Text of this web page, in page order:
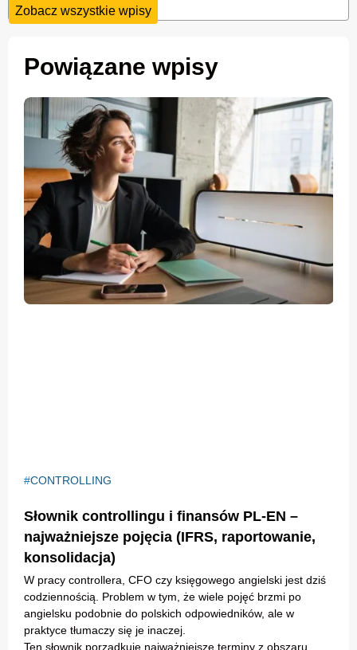
Zobacz wszystkie wpisy
Powiązane wpisy
CONTROLLING
Słownik controllingu i finansów PL-EN –
najważniejsze pojęcia (IFRS, raportowanie,
konsolidacja)
W pracy controllera, CFO czy księgowego angielski jest dziś
codziennością. Problem w tym, że wiele pojęć brzmi po
angielsku podobnie do polskich odpowiedników, ale w
praktyce tłumaczy się je inaczej.
Ten słownik porządkuje najważniejsze terminy z obszaru